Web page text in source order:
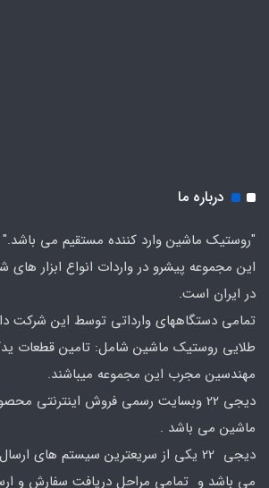
درباره ما
"روستیک ماشین وارد کننده مستقیم می باشد."
این مجموعه پیشرو در واردات انواع ابزار
در ایران است.
طلایی روستیک ماشین شامل: تامین قطعات
مهندسین مجرب این مجموعه میباشند.
دیجی 22 وبسایت رسمی فروش اینترنتی
ماشین می باشد .
دیجی 22 یکی از سریعترین سیستم های
می باشد و تمامی مراحل دریافت سفارش و